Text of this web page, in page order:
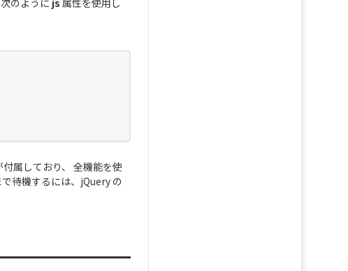
のように js 属性を使用し
属しており、 全機能を使
待機するには、jQuery の